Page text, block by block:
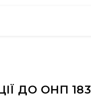
ДО ОНП 183